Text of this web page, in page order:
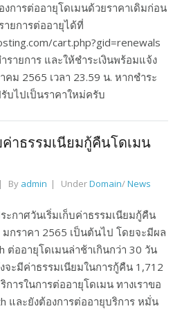
การต่ออายุโดเมนด้วยราคาเดิมก่อน
ายการต่ออายุได้ที่
cart.php?gid=renewals
รายการ และให้ชำระเงินพร้อมแจ้ง
คม 2565 เวลา 23.59 น. หากชำระ
บไปเป็นราคาใหม่ครับ
ค่าธรรมเนียมกู้คืนโดเมน
By admin UnderDomain/News
ะกาศวันเริ่มเก็บค่าธรรมเนียมกู้คืน
กราคา 2565 เป็นต้นไป โดยจะมีผล
ต่ออายุโดเมนล่าช้าเกินกว่า 30 วัน
ะมีค่าธรรมเนียมในการกู้คืน 1,712
ารในการต่ออายุโดเมน ทางเราขอ
และยังต้องการต่ออายุบริการ หมั่น